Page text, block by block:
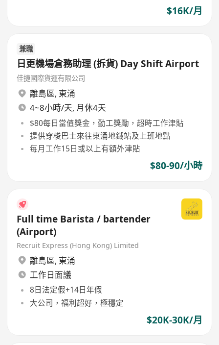
$16K/月
兼職
日更機場倉務助理 (拆貨) Day Shift Airport
佳捷國際貨運有限公司
離島區, 東涌
4~8小時/天, 月休4天
$80每日當值獎金，勤工獎勵，超時工作津貼
提供穿梭巴士來往東涌地鐵站及上班地點
每月工作15日或以上有額外津貼
$80-90/小時
Full time Barista / bartender
(Airport)
Recruit Express (Hong Kong) Limited
離島區, 東涌
工作日面議
8日法定假+14日年假
大公司，福利超好，極穩定
$20K-30K/月